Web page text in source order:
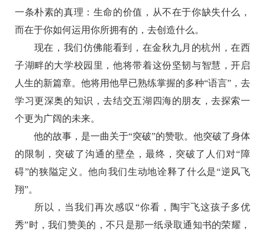
一条朴素的真理：生命的价值，从不在于你缺失什么，
而在于你如何运用你所拥有的，去创造什么。
现在，我们仿佛能看到，在金秋九月的杭州，在西
子湖畔的大学校园里，他将带着这份坚韧与智慧，开启
人生的新篇章。他将用他早已熟练掌握的多种“语言”，去
学习更深奥的知识，去结交五湖四海的朋友，去探索一
个更为广阔的未来。
他的故事，是一曲关于“突破”的赞歌。他突破了身体
的限制，突破了沟通的壁垒，最终，突破了人们对“障
碍”的狭隘定义。他向我们生动地诠释了什么是“逆风飞
翔”。
所以，当我们再次感叹“你看，陶宇飞这孩子多优
秀”时，我们赞美的，不只是那一纸录取通知书的荣耀，